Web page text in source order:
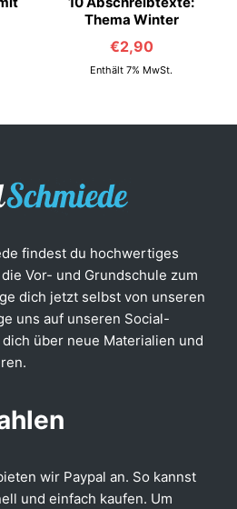
Thema Winter
€2,90
Enthält 7% MwSt.
findest du hochwertiges
Vor- und Grundschule zum
dich jetzt selbst von unseren
uns auf unseren Social-
über neue Materialien und
wir Paypal an. So kannst
und einfach kaufen. Um